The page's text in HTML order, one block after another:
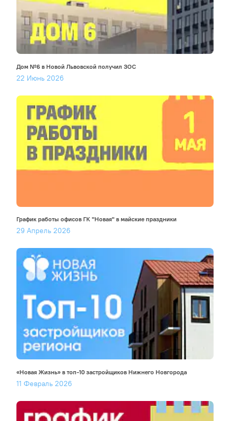
Дом №6 в Новой Львовской получил ЗОС
22 Июнь 2026
График работы офисов ГК "Новая" в майские праздники
29 Апрель 2026
«Новая Жизнь» в топ-10 застройщиков Нижнего Новгорода
11 Февраль 2026